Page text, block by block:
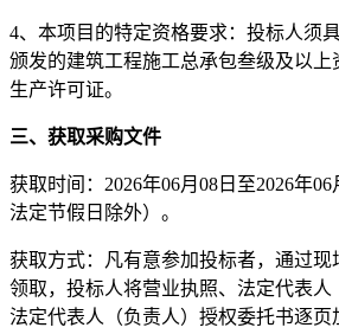
4、本项目的特定资格要求： 投标人须
颁发的建筑工程施工总承包叁级及以
生产许可证。
三、获取采购文件
获取时间： 2026年06月 08 日至2026年06
法定节假日除外）。
获取方式：凡有意参加投标者，通过
领取， 投标人将营业执照、法定代表人
法定代表人（负责人）授权委托书逐页